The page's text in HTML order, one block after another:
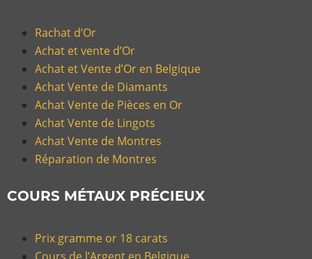
Rachat d’Or
Achat et vente d’Or
Achat et Vente d’Or en Belgique
Achat Vente de Diamants
Achat Vente de Pièces en Or
Achat Vente de Lingots
Achat Vente de Montres
Réparation de Montres
COURS MÉTAUX PRÉCIEUX
Prix gramme or 18 carats